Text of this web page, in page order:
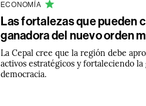
ECONOMÍA
Las fortalezas que pueden
ganadora del nuevo orden
La Cepal cree que la región debe
activos estratégicos y fortaleciendo
democracia.